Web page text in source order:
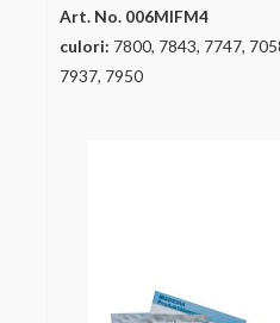
Art. No. 006MIFM4
culori: 7800, 7843, 7747,
7937, 7950